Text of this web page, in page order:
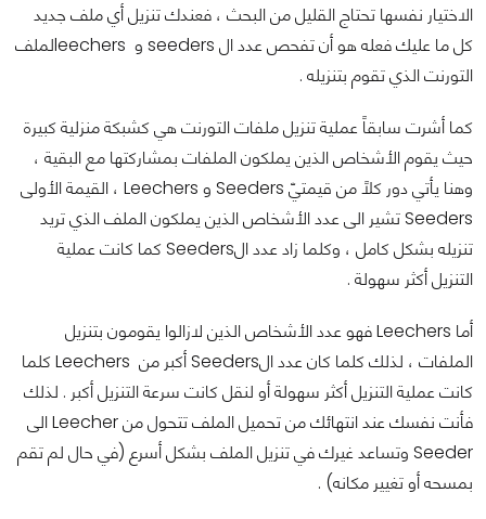
الاختيار نفسها تحتاج القليل من البحث ، فعندك تنزيل أي ملف جديد
كل ما عليك فعله هو أن تفحص عدد ال seeders و leechersلملف
التورنت الذي تقوم بتنزيله .
كما أشرت سابقاً عملية تنزيل ملفات التورنت هي كشبكة منزلية كبيرة
حيث يقوم الأشخاص الذين يملكون الملفات بمشاركتها مع البقية ،
وهنا يأتي دور كلاً من قيمتيّ Seeders و Leechers ، القيمة الأولى
Seeders تشير الى عدد الأشخاص الذين يملكون الملف الذي تريد
تنزيله بشكل كامل ، وكلما زاد عدد الSeeders كما كانت عملية
التنزيل أكثر سهولة .
أما Leechers فهو عدد الأشخاص الذين لازالوا يقومون بتنزيل
الملفات ، لذلك كلما كان عدد الSeeders أكبر من Leechers كلما
كانت عملية التنزيل أكثر سهولة أو لنقل كانت سرعة التنزيل أكبر . لذلك
فأنت نفسك عند انتهائك من تحميل الملف تتحول من Leecher الى
Seeder وتساعد غيرك في تنزيل الملف بشكل أسرع (في حال لم تقم
بمسحه أو تغيير مكانه) .